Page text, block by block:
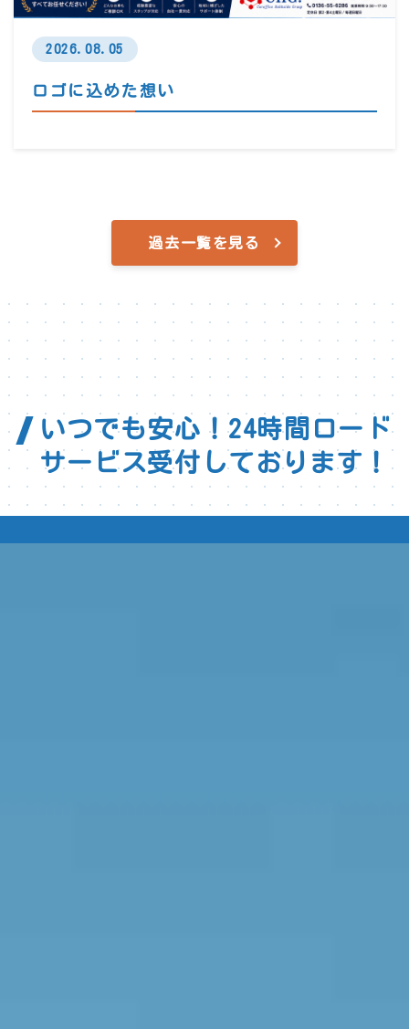
ロゴに込めた想い
2026.08.05
過去一覧を見る
いつでも安心！24時間ロード
サービス受付しております！